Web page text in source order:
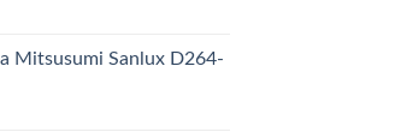
Mitsusumi Sanlux D264-